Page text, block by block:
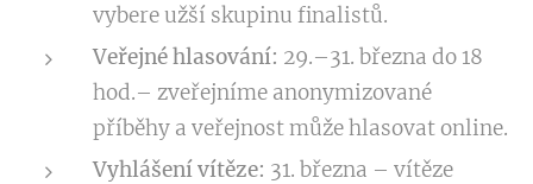
vybere užší skupinu finalistů.
Veřejné hlasování: 29.–31. března do 18
hod.– zveřejníme anonymizované
příběhy a veřejnost může hlasovat online.
Vyhlášení vítěze: 31. března – vítěze